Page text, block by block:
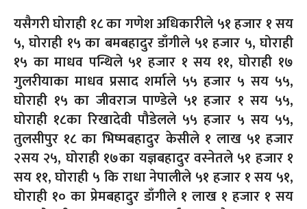
यसैगरी घोराही १८ का गणेश अधिकारीले ५१ हजार १ सय
५, घोराही १५ का बमबहादुर डाँगीले ५१ हजार ५, घोराही
१५ का माधव पन्थिले ५१ हजार १ सय ११, घोराही १७
गुलरीयाका माधव प्रसाद शर्माले ५५ हजार ५ सय ५५,
घोराही १५ का जीवराज पाण्डेले ५१ हजार १ सय ५५,
घोराही १८का रिखादेवी पौडेलले ५५ हजार ५ सय ५५,
तुलसीपुर १८ का भिष्मबहादुर केसीले १ लाख ५१ हजार
२सय २५, घोराही १७का यज्ञबहादुर वस्नेतले ५१ हजार १
सय ११, घोराही ५ कि राधा नेपालीले ५१ हजार १ सय ५१,
घोराही १० का प्रेमबहादुर डाँगीले १ लाख १ हजार १ सय